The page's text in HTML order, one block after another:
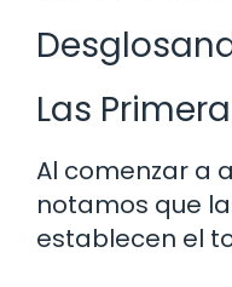
Las
Al comenzar a
notamos que
establecen el